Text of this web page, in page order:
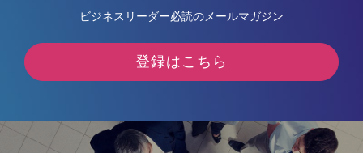
ビジネスリーダー必読のメールマガジン
登録はこちら